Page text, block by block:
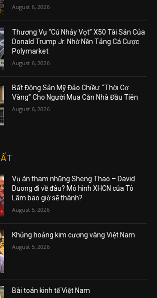
August 6, 2026
Thương Vụ “Cú Nhảy Vọt” X50 Tài Sản Của
Donald Trump Jr. Nhờ Nền Tảng Cá Cược
Polymarket
August 6, 2026
Bất Động Sản Mỹ Đảo Chiều: “Thời Cơ
Vàng” Cho Người Mua Căn Nhà Đầu Tiên
August 6, 2026
Vụ án tham nhũng Sheng Thao – David
Duong đi về đâu? Mô hình XHCN của Tô
Lâm bao giờ sẽ thành?
August 5, 2026
Khủng hoảng kim cương vàng Việt Nam
August 5, 2026
Bài toán kinh tế Việt Nam